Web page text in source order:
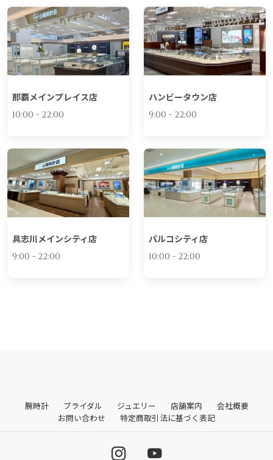
那覇メインプレイス店
10:00 - 22:00
ハンビータウン店
9:00 - 22:00
具志川メインシティ店
9:00 - 22:00
パルコシティ店
10:00 - 22:00
腕時計 ブライダル ジュエリー 店舗案内
会社概要
お問い合わせ
特定商取引法に基づく表記